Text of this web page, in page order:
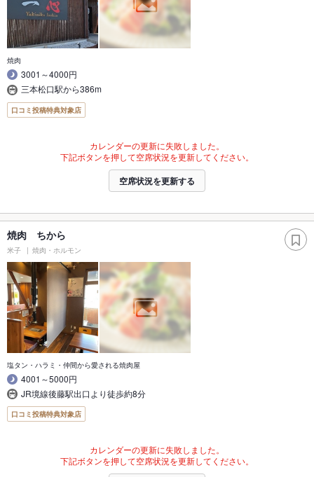
焼肉
3001～4000円
三本松口駅から386m
口コミ投稿特典対象店
カレンダーの更新に失敗しました。
下記ボタンを押して空席状況を更新してください。
空席状況を更新する
焼肉 ちから
米子 焼肉・ホルモン
塩タン・ハラミ・仲間から愛される焼肉屋
4001～5000円
JR境線後藤駅出口より徒歩約8分
口コミ投稿特典対象店
カレンダーの更新に失敗しました。
下記ボタンを押して空席状況を更新してください。